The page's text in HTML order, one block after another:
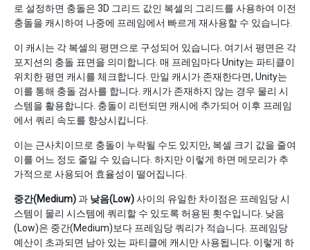
로 설정하면 충돌은 3D 그리드 값인 복셀의 그리드를 사용하여 이전
충돌을 캐시하여 나중에 프레임에서 빠르게 재사용할 수 있습니다.
이 캐시는 각 복셀의 평면으로 구성되어 있습니다. 여기서 평면은 각
포지션의 충돌 표면을 의미합니다. 매 프레임마다 Unity는 파티클이
위치한 평면 캐시를 체크합니다. 만일 캐시가 존재한다면, Unity는
이를 통해 충돌 검사를 합니다. 캐시가 존재하지 않는 경우 물리 시
스템을 활용합니다. 충돌이 리턴되면 캐시에 추가되어 이후 프레임
에서 쿼리 속도를 향상시킵니다.
이는 근사치이므로 충돌이 누락될 수도 있지만, 복셀 크기 값을 줄여
이를 어느 정도 줄일 수 있습니다. 하지만 이렇게 하면 메모리가 추
가적으로 사용되어 효율성이 떨어집니다.
중간(Medium)과 낮음(Low)사이의 유일한 차이점은 프레임당 시
스템이 물리 시스템에 쿼리할 수 있도록 허용된 횟수입니다. 낮음
(Low)은 중간(Medium)보다 프레임당 쿼리가 적습니다. 프레임당
예산이 초과되면 남아 있는 파티클에 캐시만 사용됩니다. 이렇게 하